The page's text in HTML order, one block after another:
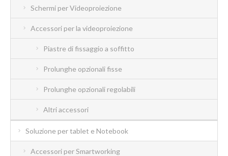
Schermi per Videoproiezione
Accessori per la videoproiezione
Piastre di fissaggio a soffitto
Prolunghe opzionali fisse
Prolunghe opzionali regolabili
Altri accessori
Soluzione per tablet e Notebook
Accessori per Smartworking